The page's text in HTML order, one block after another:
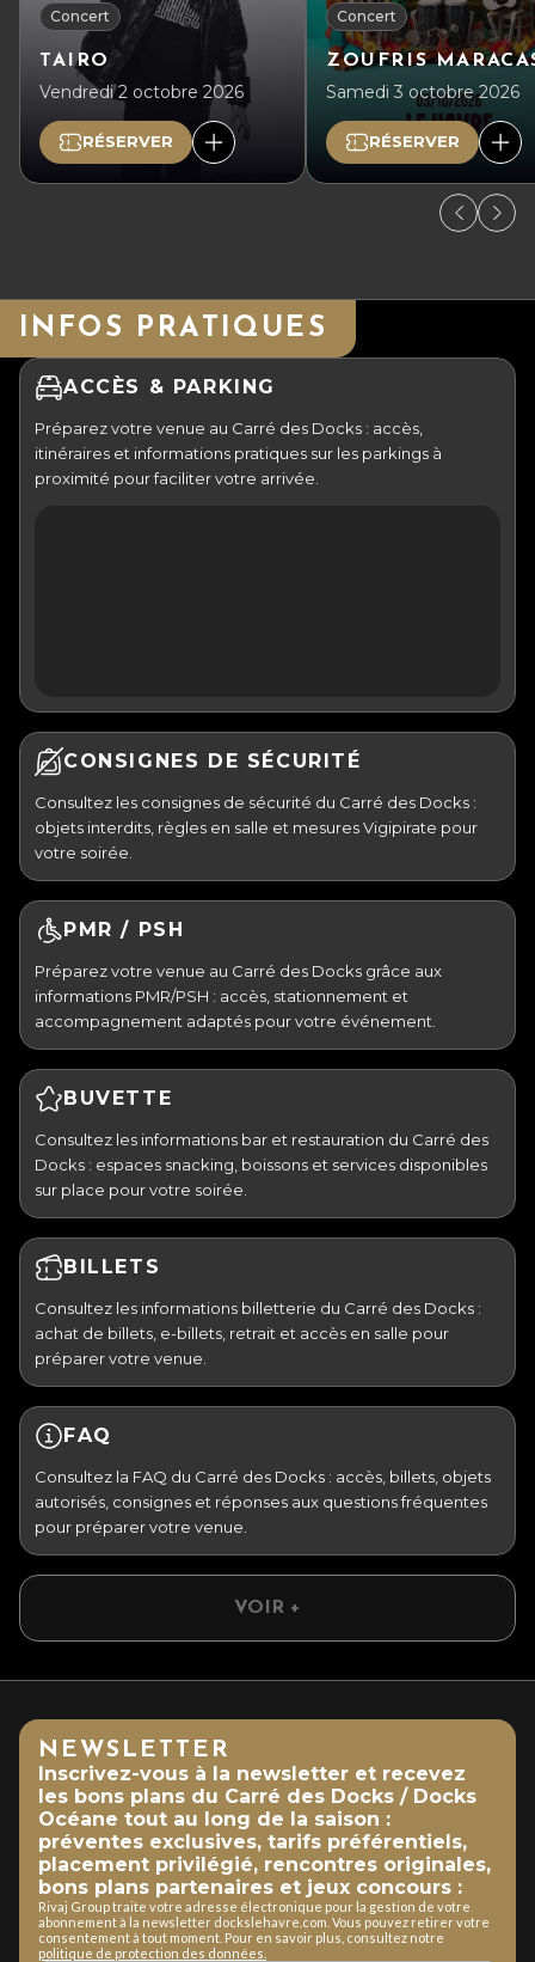
Concert
TAIRO
Vendredi 2 octobre 2026
RÉSERVER
Concert
ZOUFRIS
Samedi 3 octobre 2026
RÉSERVER
INFOS PRATIQUES
ACCÈS & PARKING
Préparez votre venue au Carré des Docks : accès,
itinéraires et informations pratiques sur les parkings à
proximité pour faciliter votre arrivée.
CONSIGNES DE SÉCURITÉ
Consultez les consignes de sécurité du Carré des Docks :
objets interdits, règles en salle et mesures Vigipirate pour
votre soirée.
PMR / PSH
Préparez votre venue au Carré des Docks grâce aux
informations PMR/PSH : accès, stationnement et
accompagnement adaptés pour votre événement.
BUVETTE
Consultez les informations bar et restauration du Carré des
Docks : espaces snacking, boissons et services disponibles
sur place pour votre soirée.
BILLETS
Consultez les informations billetterie du Carré des Docks :
achat de billets, e-billets, retrait et accès en salle pour
préparer votre venue.
FAQ
Consultez la FAQ du Carré des Docks : accès, billets, objets
autorisés, consignes et réponses aux questions fréquentes
pour préparer votre venue.
VOIR +
NEWSLETTER
Inscrivez-vous à la newsletter et recevez
les bons plans du Carré des Docks / Docks
Océane tout au long de la saison :
préventes exclusives, tarifs préférentiels,
placement privilégié, rencontres originales,
bons plans partenaires et jeux concours :
Rivaj Group traite votre adresse électronique pour la gestion de votre
abonnement à la newsletter dockslehavre.com. Vous pouvez retirer votre
consentement à tout moment. Pour en savoir plus, consultez notre
politique de protection des données.